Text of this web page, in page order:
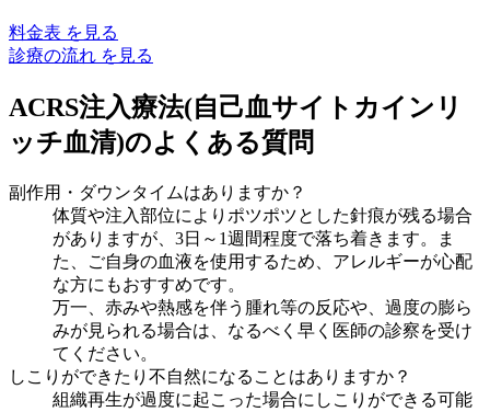
料金表 を見る
診療の流れ を見る
ACRS注入療法(自己血サイトカインリ
ッチ血清)のよくある質問
副作用・ダウンタイムはありますか？
体質や注入部位によりポツポツとした針痕が残る場合
がありますが、3日～1週間程度で落ち着きます。ま
た、ご自身の血液を使用するため、アレルギーが心配
な方にもおすすめです。
万一、赤みや熱感を伴う腫れ等の反応や、過度の膨ら
みが見られる場合は、なるべく早く医師の診察を受け
てください。
しこりができたり不自然になることはありますか？
組織再生が過度に起こった場合にしこりができる可能